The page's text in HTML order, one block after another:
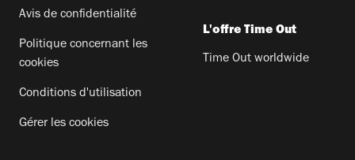
Avis de confidentialité
Politique concernant les
cookies
Conditions d'utilisation
Gérer les cookies
L'offre Time Out
Time Out worldwide